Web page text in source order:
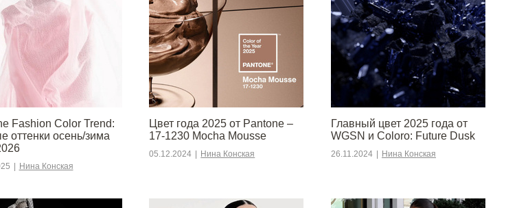
Fashion Color Trend:
оттенки осень/зима
Нина Конская
Цвет года 2025 от Pantone –
17-1230 Mocha Mousse
05.12.2024 Нина Конская
Главный цвет 2025 года от
WGSN и Coloro: Future Dusk
26.11.2024 Нина Конская